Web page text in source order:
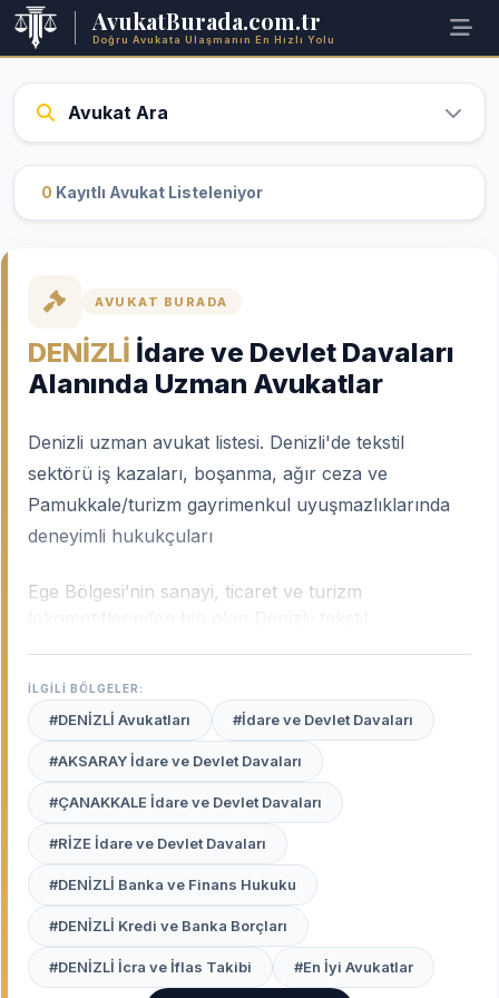
AvukatBurada.com.tr
Doğru Avukata Ulaşmanın En Hızlı Yolu
Avukat Ara
0 Kayıtlı Avukat Listeleniyor
AVUKAT BURADA
DENİZLİ İdare ve Devlet Davaları
Alanında Uzman Avukatlar
Denizli uzman avukat listesi. Denizli'de tekstil
sektörü iş kazaları, boşanma, ağır ceza ve
Pamukkale/turizm gayrimenkul uyuşmazlıklarında
deneyimli hukukçuları
Ege Bölgesi’nin sanayi, ticaret ve turizm
bu güçlü ekonomik yapısı; karmaşık iş hukuku
uyuşmazlıklarından ticari alacak davalarına, turizm
mülkiyet uyuşmazlıklarından aile hukukuna kadar
geniş bir sahada yüksek uzmanlık gerektirir.
uzman avukatları, sanayi bölgelerinin işleyişini,
yerel ticaret kültürünü ve Denizli Adliyesi’ndeki yargı
pratiklerini en iyi bilen profesyonellerdir.
Avukat Burada
platformu, Merkezefendi’den
Pamukkale’ye, Çivril’den Acıpayam’a kadar
Denizli’nin her noktasındaki seçkin hukuk bürolarını
ve alanında uzmanlaşmış avukatları sizin için listeler.
İLGİLİ BÖLGELER:
#DENİZLİ Avukatları #İdare ve Devlet Davaları
#AKSARAY İdare ve Devlet Davaları
#ÇANAKKALE İdare ve Devlet Davaları
#RİZE İdare ve Devlet Davaları
#DENİZLİ Banka ve Finans Hukuku
#DENİZLİ Kredi ve Banka Borçları
#DENİZLİ İcra ve İflas Takibi #En İyi Avukatlar